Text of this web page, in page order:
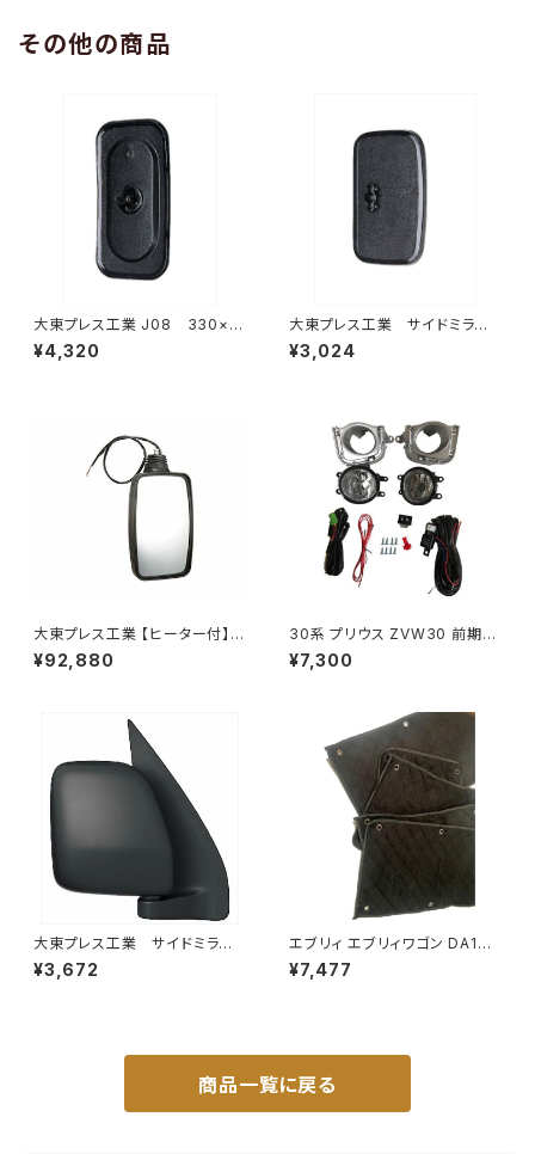
その他の商品
大東プレス工業 J08 330×1
70 サイドミラー/バックミラー
L012 黒 DI-7B
¥4,320
大東プレス工業 サイドミラー/
バックミラー 日産 バネット8
0~ DI-55
¥3,024
大東プレス工業 【ヒーター付】
ハイウェイミラー リモコン+ヒー
ター付 DI-6121CXE
¥92,880
30系 プリウス ZVW30 前期
純正 タイプ フォグランプ ユニッ
ト バルブ 配線 スイッチ H11 左
¥7,300
大東プレス工業 サイドミラー/
バックミラー ダイハツ ハイ
ゼットカーゴ 右 06年～ DI-
¥3,672
エブリィ エブリィワゴン DA17V
DA17W サンシェード エブリー
マルチサンシェード 車種専用 8
¥7,477
商品一覧に戻る